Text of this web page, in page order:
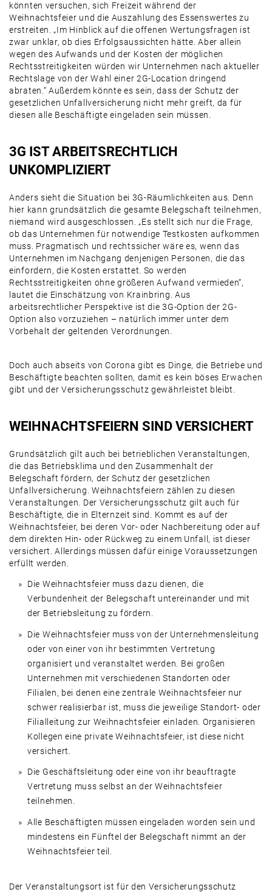
könnten versuchen, sich Freizeit während der
Weihnachtsfeier und die Auszahlung des Essenswertes zu
erstreiten. „Im Hinblick auf die offenen Wertungsfragen ist
zwar unklar, ob dies Erfolgsaussichten hätte. Aber allein
wegen des Aufwands und der Kosten der möglichen
Rechtsstreitigkeiten würden wir Unternehmen nach aktueller
Rechtslage von der Wahl einer 2G-Location dringend
abraten.“ Außerdem könnte es sein, dass der Schutz der
gesetzlichen Unfallversicherung nicht mehr greift, da für
diesen alle Beschäftigte eingeladen sein müssen.
3G IST ARBEITSRECHTLICH
UNKOMPLIZIERT
Anders sieht die Situation bei 3G-Räumlichkeiten aus. Denn
hier kann grundsätzlich die gesamte Belegschaft teilnehmen,
niemand wird ausgeschlossen. „Es stellt sich nur die Frage,
ob das Unternehmen für notwendige Testkosten aufkommen
muss. Pragmatisch und rechtssicher wäre es, wenn das
Unternehmen im Nachgang denjenigen Personen, die das
einfordern, die Kosten erstattet. So werden
Rechtsstreitigkeiten ohne größeren Aufwand vermieden“,
lautet die Einschätzung von Krainbring. Aus
arbeitsrechtlicher Perspektive ist die 3G-Option der 2G-
Option also vorzuziehen – natürlich immer unter dem
Vorbehalt der geltenden Verordnungen.
Doch auch abseits von Corona gibt es Dinge, die Betriebe und
Beschäftigte beachten sollten, damit es kein böses Erwachen
gibt und der Versicherungsschutz gewährleistet bleibt.
WEIHNACHTSFEIERN SIND VERSICHERT
Grundsätzlich gilt auch bei betrieblichen Veranstaltungen,
die das Betriebsklima und den Zusammenhalt der
Belegschaft fördern, der Schutz der gesetzlichen
Unfallversicherung. Weihnachtsfeiern zählen zu diesen
Veranstaltungen. Der Versicherungsschutz gilt auch für
Beschäftigte, die in Elternzeit sind. Kommt es auf der
Weihnachtsfeier, bei deren Vor- oder Nachbereitung oder auf
dem direkten Hin- oder Rückweg zu einem Unfall, ist dieser
versichert. Allerdings müssen dafür einige Voraussetzungen
erfüllt werden.
Die Weihnachtsfeier muss dazu dienen, die
Verbundenheit der Belegschaft untereinander und mit
der Betriebsleitung zu fördern.
Die Weihnachtsfeier muss von der Unternehmensleitung
oder von einer von ihr bestimmten Vertretung
organisiert und veranstaltet werden. Bei großen
Unternehmen mit verschiedenen Standorten oder
Filialen, bei denen eine zentrale Weihnachtsfeier nur
schwer realisierbar ist, muss die jeweilige Standort- oder
Filialleitung zur Weihnachtsfeier einladen. Organisieren
Kollegen eine private Weihnachtsfeier, ist diese nicht
versichert.
Die Geschäftsleitung oder eine von ihr beauftragte
Vertretung muss selbst an der Weihnachtsfeier
teilnehmen.
Alle Beschäftigten müssen eingeladen worden sein und
mindestens ein Fünftel der Belegschaft nimmt an der
Weihnachtsfeier teil.
Der Veranstaltungsort ist für den Versicherungsschutz